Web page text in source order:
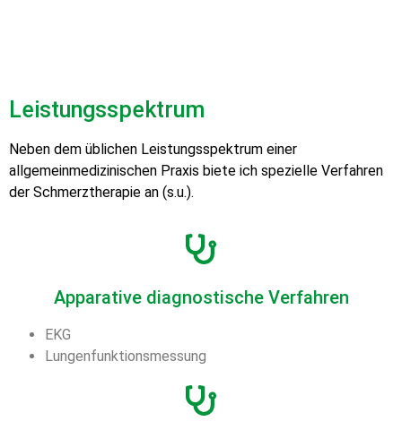
Leistungsspektrum
Neben dem üblichen Leistungsspektrum einer
allgemeinmedizinischen Praxis biete ich spezielle Verfahren
der Schmerztherapie an (s.u.).
Apparative diagnostische Verfahren
EKG
Lungenfunktionsmessung